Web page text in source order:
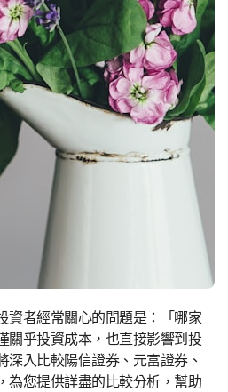
關乎投資成本，也直接影響到投
深入比較陽信證券、元富證券、
為您提供詳盡的比較分析，幫助